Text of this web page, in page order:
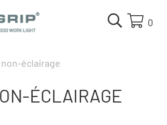
0
éclairage
ÉCLAIRAGE